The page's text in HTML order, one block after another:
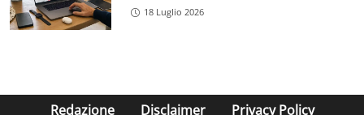
18 Luglio 2026
Redazione Disclaimer Privacy Policy